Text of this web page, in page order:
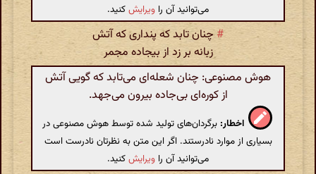
می‌توانید آن را ویرایشکنید.
#چنان تابد که پنداری که آتش
زبانه بر زد از بیجاده مجمر
هوش مصنوعی: چنان شعله‌ای می‌تابد که گویی آتش
از کوره‌ای بی‌جاده بیرون می‌جهد.
اخطار: برگردان‌های تولید شده توسط هوش مصنوعی در
بسیاری از موارد نادرستند. اگر این متن به نظرتان نادرست است
می‌توانید آن را ویرایشکنید.